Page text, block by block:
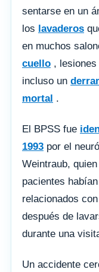
sentarse en un
los lavaderos
en muchos
cuello ,
incluso un
mortal .
El BPSS fue
1993 por el
Weintraub,
pacientes
relacionados
después de
durante una
Un accidente